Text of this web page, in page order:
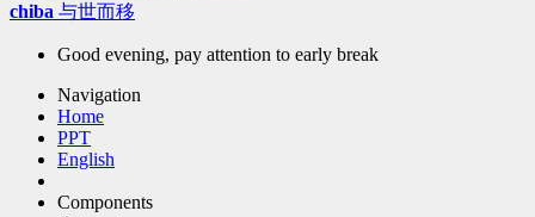
chiba 与世而移
Good evening, pay attention to early break
Navigation
Home
PPT
English
Components